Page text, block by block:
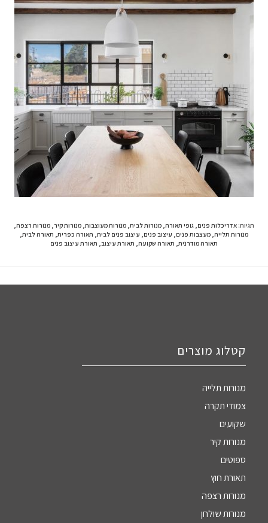
תגיות: אדריכלות פנים, גופי תאורה, מנורות לבית, מנורות מעוצבות, מנורות קיר, מנורות רצפה,
מנורות תלייה, מעצבות פנים, עיצוב פנים, עיצוב פנים לבית, תאורה כפרית, תאורה לבית,
תאורה מודרנית, תאורה שקועה, תאורת עיצוב, תאורת עיצוב פנים
קטלוג מוצרים
מנורות תלייה
צמודי תקרה
שקועים
מנורות קיר
ספוטים
תאורת חוץ
מנורות רצפה
מנורות שולחן